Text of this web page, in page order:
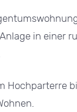
in einer
Hochparterre